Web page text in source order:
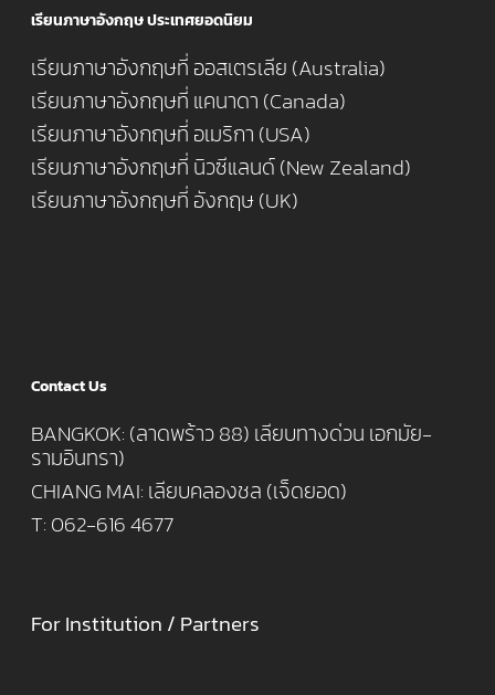
เรียนภาษาอังกฤษ ประเทศยอดนิยม
เรียนภาษาอังกฤษที่ ออสเตรเลีย (Australia)
เรียนภาษาอังกฤษที่ แคนาดา (Canada)
เรียนภาษาอังกฤษที่ อเมริกา (USA)
เรียนภาษาอังกฤษที่ นิวซีแลนด์ (New Zealand)
เรียนภาษาอังกฤษที่ อังกฤษ (UK)
Contact Us
BANGKOK: (ลาดพร้าว 88) เลียบทางด่วน เอกมัย-
รามอินทรา)
CHIANG MAI: เลียบคลองชล (เจ็ดยอด)
T: 062-616 4677
For Institution / Partners